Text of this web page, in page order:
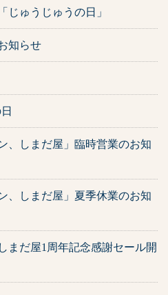
じゅうじゅうの日」
知らせ
、しまだ屋」臨時営業のお知
、しまだ屋」夏季休業のお知
まだ屋1周年記念感謝セール開